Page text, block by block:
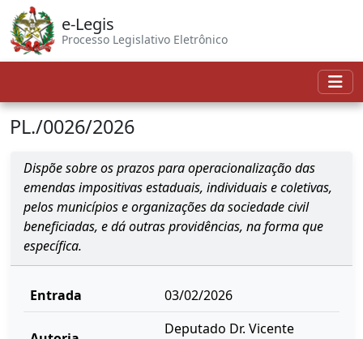
e-Legis
Processo Legislativo Eletrônico
PL./0026/2026
Dispõe sobre os prazos para operacionalização das
emendas impositivas estaduais, individuais e coletivas,
pelos municípios e organizações da sociedade civil
beneficiadas, e dá outras providências, na forma que
específica.
Entrada 03/02/2026
Deputado Dr. Vicente